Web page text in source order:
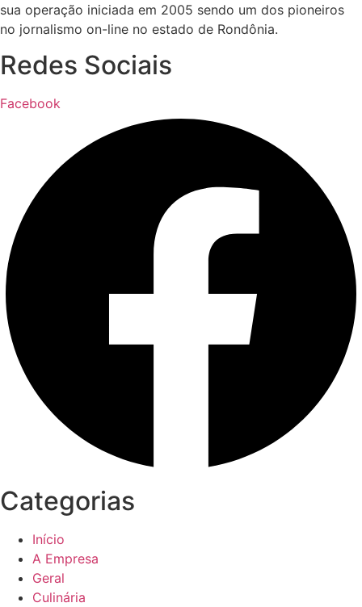
sua operação iniciada em 2005 sendo um dos pioneiros
no jornalismo on-line no estado de Rondônia.
Redes Sociais
Facebook
Categorias
Início
A Empresa
Geral
Culinária